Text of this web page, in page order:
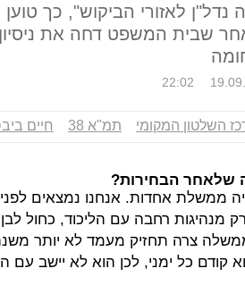
נדל"ן לאזורי הביקוש", כך
שבית המשפט דחה את
22:02
השלטון המקומי תמ"א 38 חיים
שלאחר הבחירות?
ממשלת אחדות. אנחנו נמצאים לפני
רק מנהיגות רחבה עם הליכוד, כחול
צרה תחזיק מעמד לא יותר משנה
קודם כל ימני, לכן הוא לא יישב עם